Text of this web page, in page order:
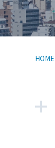
HOME